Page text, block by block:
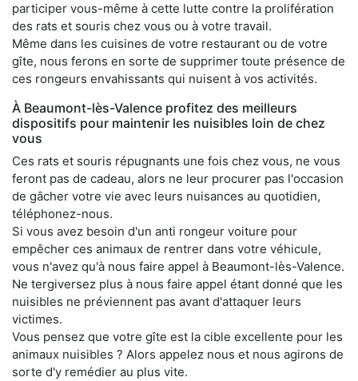
participer vous-même à cette lutte contre la prolifération
des rats et souris chez vous ou à votre travail.
Même dans les cuisines de votre restaurant ou de votre
gîte, nous ferons en sorte de supprimer toute présence de
ces rongeurs envahissants qui nuisent à vos activités.
À Beaumont-lès-Valence profitez des meilleurs
dispositifs pour maintenir les nuisibles loin de chez
vous
Ces rats et souris répugnants une fois chez vous, ne vous
feront pas de cadeau, alors ne leur procurer pas l'occasion
de gâcher votre vie avec leurs nuisances au quotidien,
téléphonez-nous.
Si vous avez besoin d'un anti rongeur voiture pour
empêcher ces animaux de rentrer dans votre véhicule,
vous n'avez qu'à nous faire appel à Beaumont-lès-Valence.
Ne tergiversez plus à nous faire appel étant donné que les
nuisibles ne préviennent pas avant d'attaquer leurs
victimes.
Vous pensez que votre gîte est la cible excellente pour les
animaux nuisibles ? Alors appelez nous et nous agirons de
sorte d'y remédier au plus vite.